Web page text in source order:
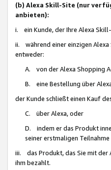
(b) Alexa Skill-Site (nur
anbieten):
i. ein Kunde, der Ihre Alexa
ii. während einer einzigen Alexa
entweder:
A. von der Alexa Shopping
B. eine Bestellung über
der Kunde schließt einen Kauf
C. über Alexa, oder
D. indem er das Produkt
seiner erstmaligen
iii. das Produkt, das Sie mit der
ihm bezahlt.